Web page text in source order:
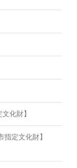
化財】
定文化財】